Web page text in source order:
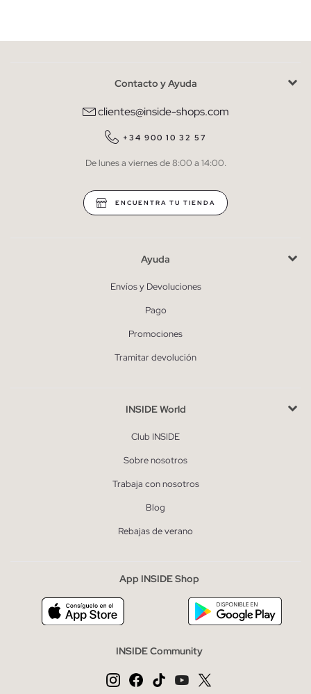
He leído y entiendo lapolítica de privacidad
QUIERO SUSCRIBIRME
* Puedes cancelar la suscripción en cualquier momento.
Contacto y Ayuda
clientes@inside-shops.com
+34 900 10 32 57
De lunes a viernes de 8:00 a 14:00.
ENCUENTRA TU TIENDA
Ayuda
Envíos y Devoluciones
Pago
Promociones
Tramitar devolución
INSIDE World
Club INSIDE
Sobre nosotros
Trabaja con nosotros
Blog
Rebajas de verano
App INSIDE Shop
INSIDE Community